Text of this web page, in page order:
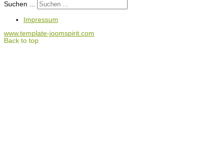
Suchen ...
Impressum
www.template-joomspirit.com
Back to top